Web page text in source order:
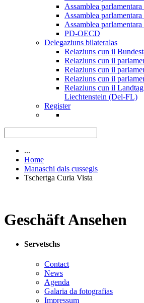
Assamblea
Assamblea
Assamblea
PD-OECD
Delegaziuns bilateralas
Relaziuns cun il
Relaziuns cun il
Relaziuns cun il
Relaziuns cun il
Relaziuns cun il
Liechtenstein (Del-FL)
Register
...
Home
Manaschi dals cussegls
Tschertga Curia Vista
Geschäft Ansehen
Servetschs
Contact
News
Agenda
Galaria da fotografias
Impressum